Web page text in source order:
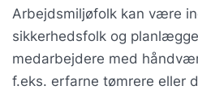
Arbejdsmiljøfolk kan være
sikkerhedsfolk og
medarbejdere med
f.eks. erfarne tømrere eller